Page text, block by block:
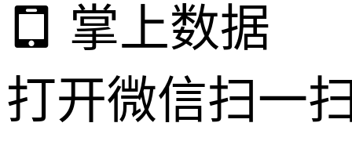
掌上数据
打开微信扫一